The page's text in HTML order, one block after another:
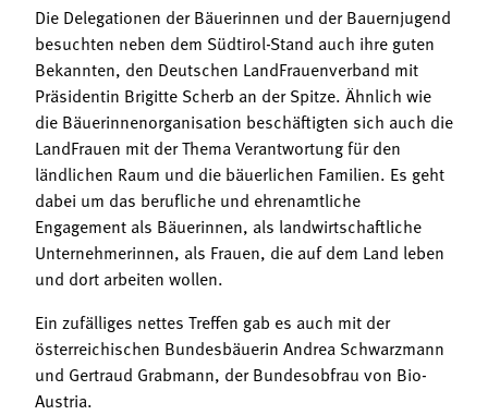
Die Delegationen der Bäuerinnen und der Bauernjugend
besuchten neben dem Südtirol-Stand auch ihre guten
Bekannten, den Deutschen LandFrauenverband mit
Präsidentin Brigitte Scherb an der Spitze. Ähnlich wie
die Bäuerinnenorganisation beschäftigten sich auch die
LandFrauen mit der Thema Verantwortung für den
ländlichen Raum und die bäuerlichen Familien. Es geht
dabei um das berufliche und ehrenamtliche
Engagement als Bäuerinnen, als landwirtschaftliche
Unternehmerinnen, als Frauen, die auf dem Land leben
und dort arbeiten wollen.
Ein zufälliges nettes Treffen gab es auch mit der
österreichischen Bundesbäuerin Andrea Schwarzmann
und Gertraud Grabmann, der Bundesobfrau von Bio-
Austria.